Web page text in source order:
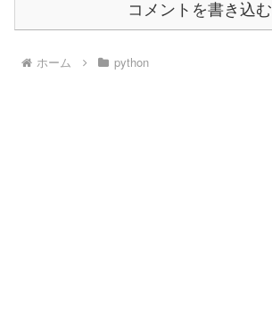
コメントを書き込む
ホーム python